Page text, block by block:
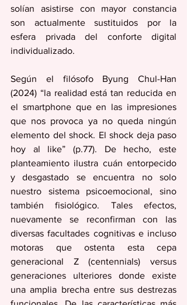
solían asistirse con mayor constancia
son actualmente sustituidos por la
esfera privada del conforte digital
individualizado.
Según el filósofo Byung Chul-Han
(2024) “la realidad está tan reducida en
el smartphone que en las impresiones
que nos provoca ya no queda ningún
elemento del shock. El shock deja paso
hoy al like” (p.77). De hecho, este
planteamiento ilustra cuán entorpecido
y desgastado se encuentra no solo
nuestro sistema psicoemocional, sino
también fisiológico. Tales efectos,
nuevamente se reconfirman con las
diversas facultades cognitivas e incluso
motoras que ostenta esta cepa
generacional Z (centennials) versus
generaciones ulteriores donde existe
una amplia brecha entre sus destrezas